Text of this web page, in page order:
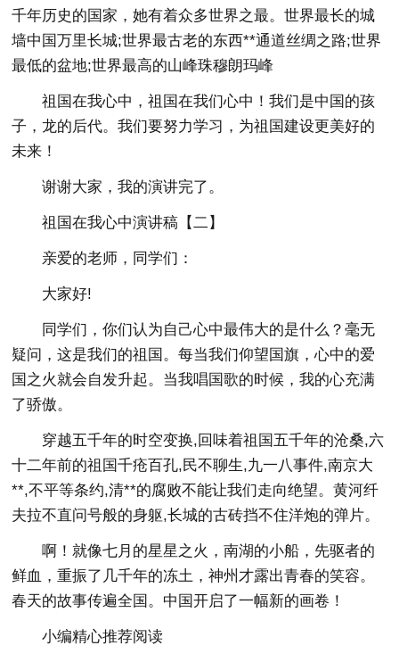
千年历史的国家，她有着众多世界之最。世界最长的城
墙中国万里长城;世界最古老的东西**通道丝绸之路;世界
最低的盆地;世界最高的山峰珠穆朗玛峰
祖国在我心中，祖国在我们心中！我们是中国的孩
子，龙的后代。我们要努力学习，为祖国建设更美好的
未来！
谢谢大家，我的演讲完了。
祖国在我心中演讲稿【二】
亲爱的老师，同学们：
大家好!
同学们，你们认为自己心中最伟大的是什么？毫无
疑问，这是我们的祖国。每当我们仰望国旗，心中的爱
国之火就会自发升起。当我唱国歌的时候，我的心充满
了骄傲。
穿越五千年的时空变换,回味着祖国五千年的沧桑,六
十二年前的祖国千疮百孔,民不聊生,九一八事件,南京大
**,不平等条约,清**的腐败不能让我们走向绝望。黄河纤
夫拉不直问号般的身躯,长城的古砖挡不住洋炮的弹片。
啊！就像七月的星星之火，南湖的小船，先驱者的
鲜血，重振了几千年的冻土，神州才露出青春的笑容。
春天的故事传遍全国。中国开启了一幅新的画卷！
小编精心推荐阅读